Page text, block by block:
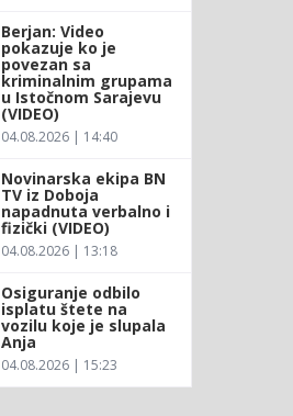
Berjan: Video
pokazuje ko je
povezan sa
kriminalnim grupama
u Istočnom Sarajevu
(VIDEO)
04.08.2026 | 14:40
Novinarska ekipa BN
TV iz Doboja
napadnuta verbalno i
fizički (VIDEO)
04.08.2026 | 13:18
Osiguranje odbilo
isplatu štete na
vozilu koje je slupala
Anja
04.08.2026 | 15:23